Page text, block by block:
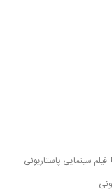
فیلم سینمایی پاستاریونی